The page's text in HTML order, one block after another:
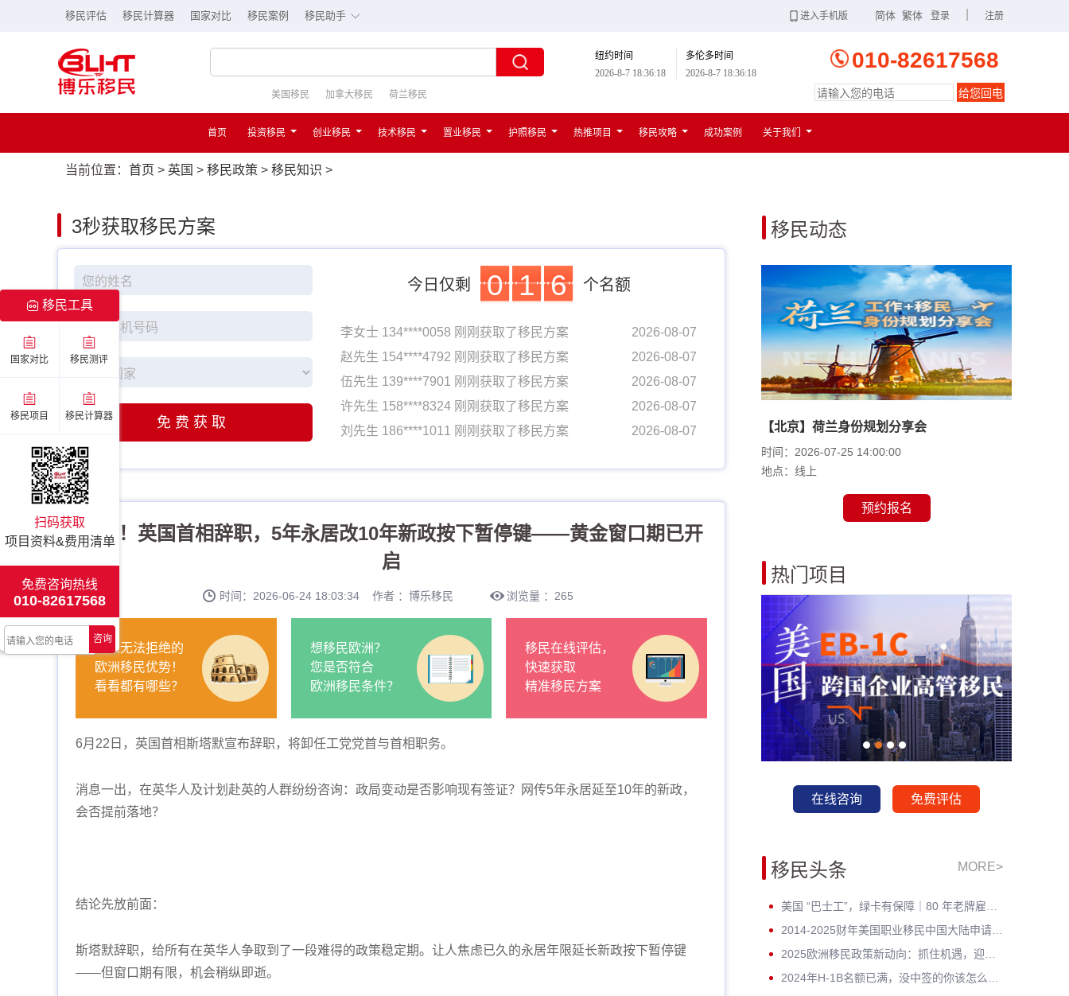
移民评估 移民计算器 国家对比 移民案例 移民助手 ∟ 注册
登录
简体 繁体
进入手机版
扫一扫
进入手机版
纽约时间
2026-8-7 18:36:19
多伦多时间
2026-8-7 18:36:19
010-82617568
美国移民 加拿大移民 荷兰移民 给您回电
首页 投资移民 创业移民 技术移民 置业移民 护照移民 热推项目 移民攻略 成功案例 关于我们
当前位置： 首页 > 英国 > 移民政策 > 移民知识 >
3秒获取移民方案
免费获取
今日仅剩 0 1 6 个名额
李女士 134****0058 刚刚获取了移民方案
2026-08-07
赵先生 154****4792 刚刚获取了移民方案
2026-08-07
伍先生 139****7901 刚刚获取了移民方案
2026-08-07
许先生 158****8324 刚刚获取了移民方案
2026-08-07
刘先生 186****1011 刚刚获取了移民方案
2026-08-07
李女士 134****0058 刚刚获取了移民方案
2026-08-07
赵先生 154****4792 刚刚获取了移民方案
2026-08-07
伍先生 139****7901 刚刚获取了移民方案
刘先生 186****1011 刚刚获取了移民方案
张先生 170****7716 刚刚获取了移民方案
2026-08-07
突发！英国首相辞职，5年永居改10年新政按下暂停键——黄金窗口期已开
启
时间：2026-06-24 18:03:34 作者 ：博乐移民 浏览量 ：265
让人无法拒绝的
欧洲移民优势！
看看都有哪些？
想移民欧洲？
您是否符合
欧洲移民条件？
移民在线评估，
快速获取
精准移民方案
6月22日，英国首相斯塔默宣布辞职，将卸任工党党首与首相职务。
消息一出，在英华人及计划赴英的人群纷纷咨询：政局变动是否影响现有签证？网传5年永居延至10年的新政，
会否提前落地？
结论先放前面：
斯塔默辞职，给所有在英华人争取到了一段难得的政策稳定期。让人焦虑已久的永居年限延长新政按下暂停键
——但窗口期有限，机会稍纵即逝。
移民动态
【北京】荷兰身份规划分享会
时间：2026-07-25 14:00:00
地点：线上
预约报名
热门项目
在线咨询 免费评估
移民头条 MORE>
移民工具
国家对比 移民测评
移民项目 移民计算器
扫码获取
项目资料&费用清单
免费咨询热线
010-82617568
咨询